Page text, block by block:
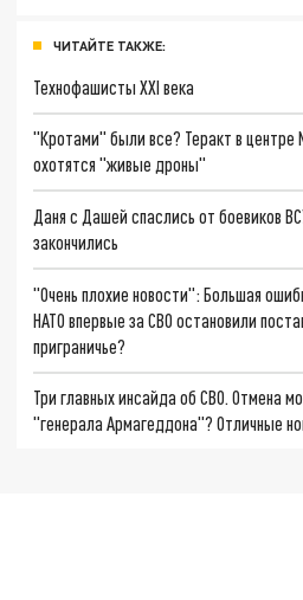
ЧИТАЙТЕ ТАКЖЕ:
Технофашисты XXI века
"Кротами" были все? Теракт в центре
охотятся "живые дроны"
Даня с Дашей спаслись от боевиков
закончились
"Очень плохие новости": Большая
НАТО впервые за СВО остановили
приграничье?
Три главных инсайда об СВО. Отмена
"генерала Армагеддона"? Отличные